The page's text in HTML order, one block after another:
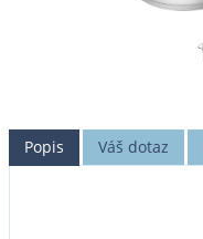
Popis Váš dotaz